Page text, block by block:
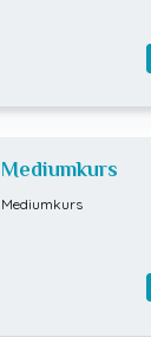
Mediumkurs
Mediumkurs